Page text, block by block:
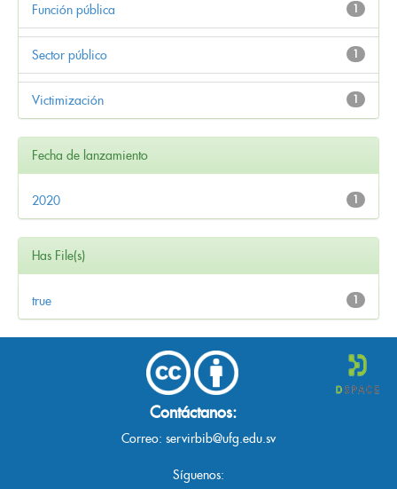
1
Función pública
1
Sector público
1
Victimización
Fecha de lanzamiento
1
2020
Has File(s)
1
true
Contáctanos:
Correo: servirbib@ufg.edu.sv
Síguenos: